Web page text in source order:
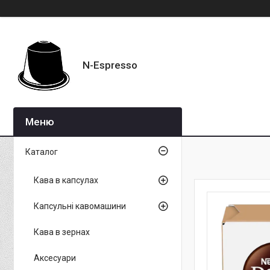
N-Espresso
Каталог
Кава в капсулах
Капсульні кавомашини
Кава в зернах
Аксесуари